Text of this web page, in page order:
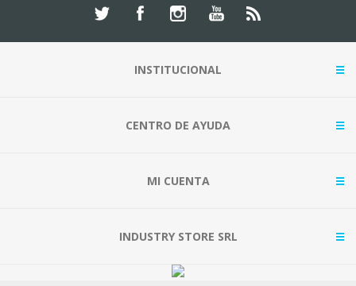
INSTITUCIONAL
CENTRO DE AYUDA
MI CUENTA
INDUSTRY STORE SRL